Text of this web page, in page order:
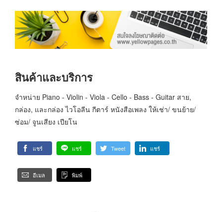
สินค้าและบริการ
จำหน่าย Piano - Violin - Viola - Cello - Bass - Guitar สาย,
กล่อง, และกล่อง ไวโอลีน กีตาร์ หนังสือเพลง ให้เช่า/ ขนย้าย/
ซ่อม/ จูนเสียง เปียโน
แชร์ แชร์ Tweet แชร์
อีเมล พิมพ์